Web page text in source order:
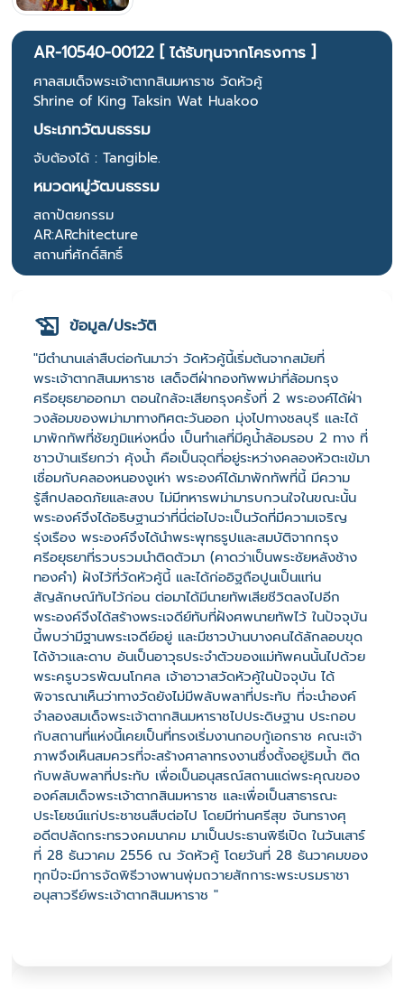
AR-10540-00122 [ ได้รับทุนจากโครงการ ]
ศาลสมเด็จพระเจ้าตากสินมหาราช วัดหัวคู้
Shrine of King Taksin Wat Huakoo
ประเภทวัฒนธรรม
จับต้องได้ : Tangible.
หมวดหมู่วัฒนธรรม
สถาปัตยกรรม
AR:ARchitecture
สถานที่ศักดิ์สิทธิ์
ข้อมูล/ประวัติ
"มีตำนานเล่าสืบต่อกันมาว่า วัดหัวคู้นี้เริ่มต้นจากสมัยที่
พระเจ้าตากสินมหาราช เสด็จตีฝ่ากองทัพพม่าที่ล้อมกรุง
ศรีอยุธยาออกมา ตอนใกล้จะเสียกรุงครั้งที่ 2 พระองค์ได้ฝ่า
วงล้อมของพม่ามาทางทิศตะวันออก มุ่งไปทางชลบุรี และได้
มาพักทัพที่ชัยภูมิแห่งหนึ่ง เป็นทำเลที่มีคูน้ำล้อมรอบ 2 ทาง ที่
ชาวบ้านเรียกว่า คุ้งน้ำ คือเป็นจุดที่อยู่ระหว่างคลองหัวตะเข้มา
เชื่อมกับคลองหนองงูเห่า พระองค์ได้มาพักทัพที่นี้ มีความ
รู้สึกปลอดภัยและสงบ ไม่มีทหารพม่ามารบกวนใจในขณะนั้น
พระองค์จึงได้อธิษฐานว่าที่นี่ต่อไปจะเป็นวัดที่มีความเจริญ
รุ่งเรือง พระองค์จึงได้นำพระพุทธรูปและสมบัติจากกรุง
ศรีอยุธยาที่รวบรวมนำติดตัวมา (คาดว่าเป็นพระชัยหลังช้าง
ทองคำ) ฝังไว้ที่วัดหัวคู้นี้ และได้ก่ออิฐถือปูนเป็นแท่น
สัญลักษณ์ทับไว้ก่อน ต่อมาได้มีนายทัพเสียชีวิตลงไปอีก
พระองค์จึงได้สร้างพระเจดีย์ทับที่ฝังศพนายทัพไว้ ในปัจจุบัน
นี้พบว่ามีฐานพระเจดีย์อยู่ และมีชาวบ้านบางคนได้ลักลอบขุด
ได้ง้าวและดาบ อันเป็นอาวุธประจำตัวของแม่ทัพคนนั้นไปด้วย
พระครูบวรพัฒนโกศล เจ้าอาวาสวัดหัวคู้ในปัจจุบัน ได้
พิจารณาเห็นว่าทางวัดยังไม่มีพลับพลาที่ประทับ ที่จะนำองค์
จำลองสมเด็จพระเจ้าตากสินมหาราชไปประดิษฐาน ประกอบ
กับสถานที่แห่งนี้เคยเป็นที่ทรงเริ่มงานกอบกู้เอกราช คณะเจ้า
ภาพจึงเห็นสมควรที่จะสร้างศาลาทรงงานซึ่งตั้งอยู่ริมน้ำ ติด
กับพลับพลาที่ประทับ เพื่อเป็นอนุสรณ์สถานแด่พระคุณของ
องค์สมเด็จพระเจ้าตากสินมหาราช และเพื่อเป็นสาธารณะ
ประโยชน์แก่ประชาชนสืบต่อไป โดยมีท่านศรีสุข จันทรางศุ
อดีตปลัดกระทรวงคมนาคม มาเป็นประธานพิธีเปิด ในวันเสาร์
ที่ 28 ธันวาคม 2556 ณ วัดหัวคู้ โดยวันที่ 28 ธันวาคมของ
ทุกปีจะมีการจัดพิธีวางพานพุ่มถวายสักการะพระบรมราชา
อนุสาวรีย์พระเจ้าตากสินมหาราช "